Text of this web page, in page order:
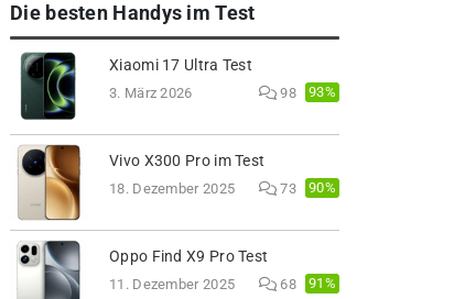
Die besten Handys im Test
Xiaomi 17 Ultra Test
3. März 2026 98 93%
Vivo X300 Pro im Test
18. Dezember 2025 73 90%
Oppo Find X9 Pro Test
11. Dezember 2025 68 91%